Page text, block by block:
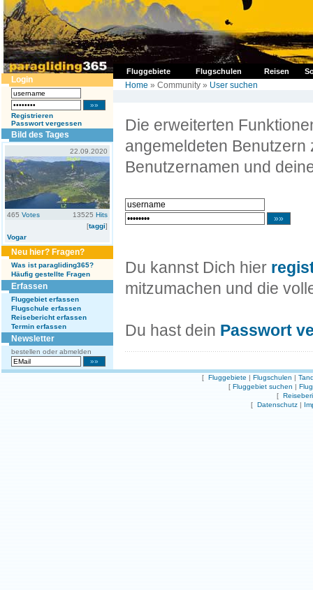
Fluggebiete Flugschulen Reisen
Login
Registrieren
Passwort vergessen
Bild des Tages
22.09.2020
465 Votes 13525 Hits
[taggi]
Vogar
Neu hier? Fragen?
Was ist paragliding365?
Häufig gestellte Fragen
Erfassen
Fluggebiet erfassen
Flugschule erfassen
Reisebericht erfassen
Termin erfassen
Newsletter
bestellen oder abmelden
Home » Community » User suchen
Die erweiterten
angemeldeten Benutzern
Benutzernamen und
Du kannst Dich hier
mitzumachen und die
Du hast dein Passwort
[ Fluggebiete | Flugschulen |
[ Fluggebiet suchen |
[
[ Datenschutz |